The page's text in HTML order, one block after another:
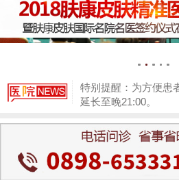
特别提醒：为方便患
延长至晚21:00。